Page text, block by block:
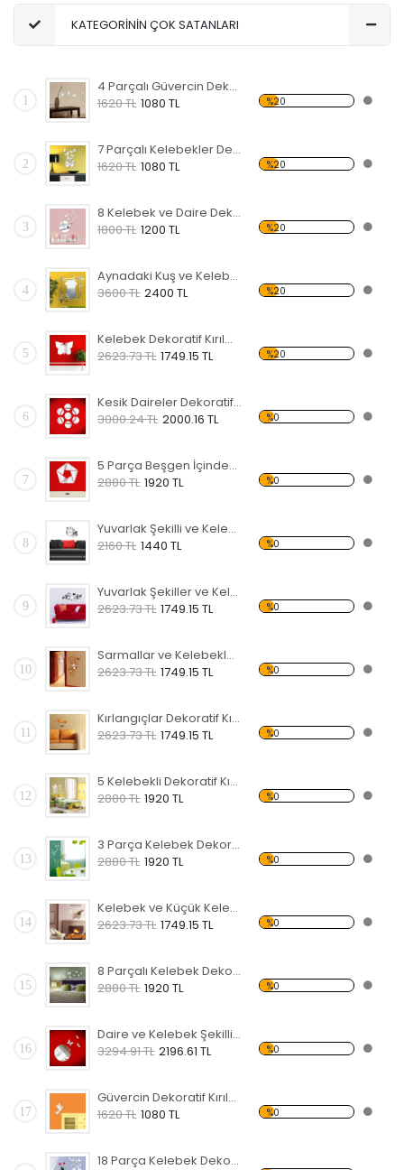
KATEGORİNİN ÇOK SATANLARI
1
4 Parçalı Güvercin Dekoratif Kırılmaz Ayna
1620 TL 1080 TL %20
2
7 Parçalı Kelebekler Dekoratif Kırılmaz Ayna
1620 TL 1080 TL %20
3
8 Kelebek ve Daire Dekoratif Kırılmaz Ayna
1800 TL 1200 TL %20
4
Aynadaki Kuş ve Kelebekler Dekoratif Kırılmaz Ayna
3600 TL 2400 TL %20
5
Kelebek Dekoratif Kırılmaz Ayna
2623.73 TL 1749.15 TL %20
6
Kesik Daireler Dekoratif Kırılmaz Ayna
3000.24 TL 2000.16 TL %0
7
5 Parça Beşgen İçindeki Şekiller Dekoratif Kırılmaz Ayna
2880 TL 1920 TL %0
8
Yuvarlak Şekilli ve Kelebekli Dekoratif Kırılmaz Ayna
2160 TL 1440 TL %0
9
Yuvarlak Şekiller ve Kelebekler Dekoratif Kırılmaz Ayna
2623.73 TL 1749.15 TL %0
10
Sarmallar ve Kelebekler Şekilli Dekoratif Kırılmaz Ayna
2623.73 TL 1749.15 TL %0
11
Kırlangıçlar Dekoratif Kırılmaz Ayna
2623.73 TL 1749.15 TL %0
12
5 Kelebekli Dekoratif Kırılmaz Ayna
2880 TL 1920 TL %0
13
3 Parça Kelebek Dekoratif Kırılmaz Ayna
2880 TL 1920 TL %0
14
Kelebek ve Küçük Kelebekler Dekoratif Kırılmaz Ayna
2623.73 TL 1749.15 TL %0
15
8 Parçalı Kelebek Dekoratif Kırılmaz Ayna
2880 TL 1920 TL %0
16
Daire ve Kelebek Şekilli Dekoratif Kırılmaz Ayna
3294.91 TL 2196.61 TL %0
17
Güvercin Dekoratif Kırılmaz Ayna
1620 TL 1080 TL %0
18 Parça Kelebek Dekoratif Kırılmaz Ayna